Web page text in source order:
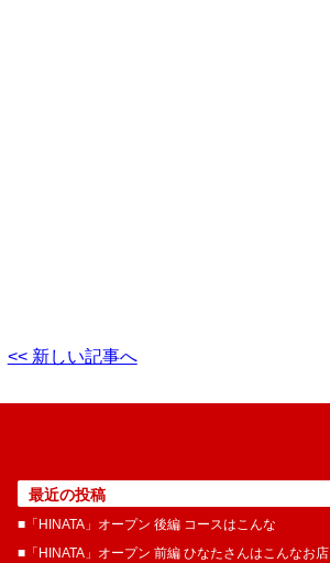
<< 新しい記事へ
最近の投稿
■「HINATA」オープン 後編 コースはこんな
■「HINATA」オープン 前編 ひなたさんはこんなお店